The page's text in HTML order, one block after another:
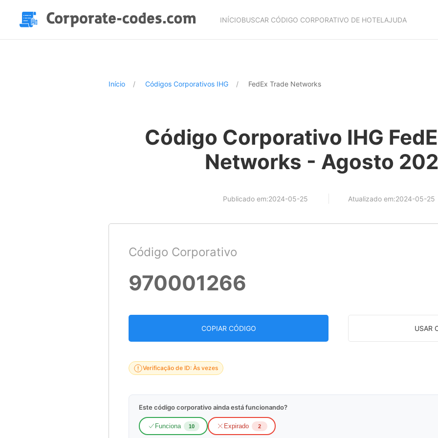
INÍCIOBUSCAR CÓDIGO CORPORATIVO DE HOTEL AJUDA
Início Códigos Corporativos IHG FedEx Trade Networks
Código Corporativo IHG
Networks - Agosto
Publicado em:2024-05-25 Atualizado em:2024-05-25
Código Corporativo
970001266
COPIAR CÓDIGO USAR
Verificação de ID: Às vezes
Este código corporativo ainda está funcionando?
Funciona 10 Expirado 2